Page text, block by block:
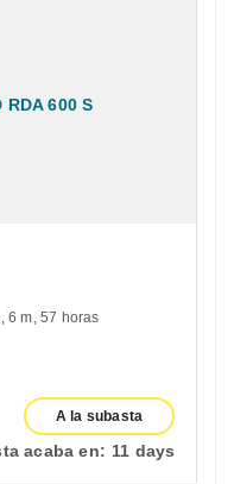
6 m 57 horas
A la subasta
acaba en: 11 days